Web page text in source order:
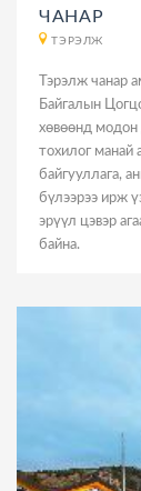
ЧАНАР
ТЭРЭЛЖ
Тэрэлж чанар
Байгалын
хөвөөнд модон
тохилог манай
байгууллага,
бүлээрээ ирж
эрүүл цэвэр
байна.